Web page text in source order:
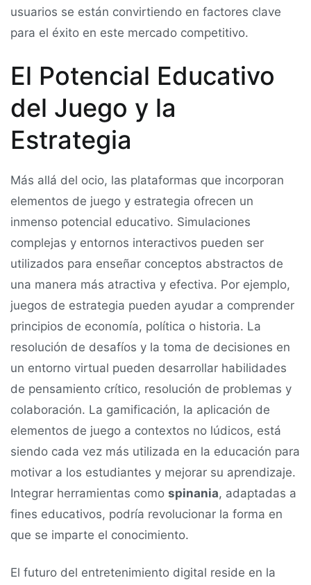
usuarios se están convirtiendo en factores clave
para el éxito en este mercado competitivo.
El Potencial Educativo
del Juego y la
Estrategia
Más allá del ocio, las plataformas que incorporan
elementos de juego y estrategia ofrecen un
inmenso potencial educativo. Simulaciones
complejas y entornos interactivos pueden ser
utilizados para enseñar conceptos abstractos de
una manera más atractiva y efectiva. Por ejemplo,
juegos de estrategia pueden ayudar a comprender
principios de economía, política o historia. La
resolución de desafíos y la toma de decisiones en
un entorno virtual pueden desarrollar habilidades
de pensamiento crítico, resolución de problemas y
colaboración. La gamificación, la aplicación de
elementos de juego a contextos no lúdicos, está
siendo cada vez más utilizada en la educación para
motivar a los estudiantes y mejorar su aprendizaje.
Integrar herramientas como spinania, adaptadas a
fines educativos, podría revolucionar la forma en
que se imparte el conocimiento.
El futuro del entretenimiento digital reside en la